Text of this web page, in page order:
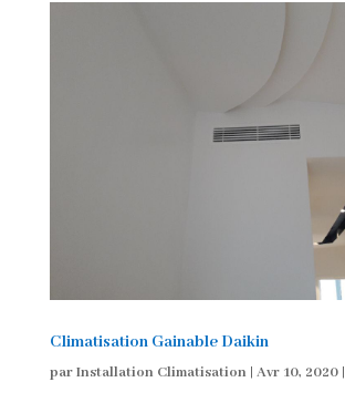
Climatisation Gainable Daikin
parInstallation Climatisation | Avr 10, 2020|